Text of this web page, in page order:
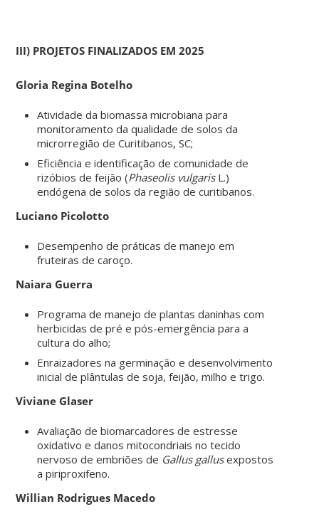
III) PROJETOS FINALIZADOS EM 2025
Gloria Regina Botelho
Atividade da biomassa microbiana para
monitoramento da qualidade de solos da
microrregião de Curitibanos, SC;
Eficiência e identificação de comunidade de
rizóbios de feijão (Phaseolis vulgarisL.)
endógena de solos da região de curitibanos.
Luciano Picolotto
Desempenho de práticas de manejo em
fruteiras de caroço.
Naiara Guerra
Programa de manejo de plantas daninhas com
herbicidas de pré e pós-emergência para a
cultura do alho;
Enraizadores na germinação e desenvolvimento
inicial de plântulas de soja, feijão, milho e trigo.
Viviane Glaser
Avaliação de biomarcadores de estresse
oxidativo e danos mitocondriais no tecido
nervoso de embriões de Gallus gallusexpostos
a piriproxifeno.
Willian Rodrigues Macedo